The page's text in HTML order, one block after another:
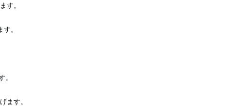
す。
。
。
ます。